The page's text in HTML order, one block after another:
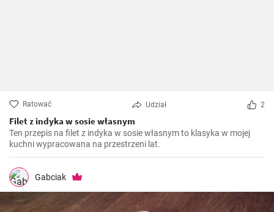
Ratować Udział 2
Filet z indyka w sosie własnym
Ten przepis na filet z indyka w sosie własnym to klasyka w mojej
kuchni wypracowana na przestrzeni lat.
Gabciak